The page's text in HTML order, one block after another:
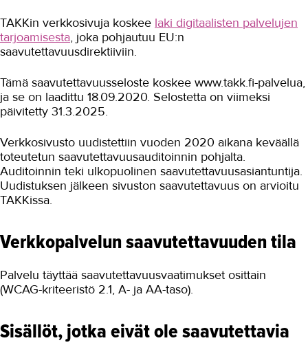
Näin saavut TAKKiin
Henkilöhaku
Todistus kadoksissa?
Laskutusosoitteet
Ota yhteyttä
Tietosuoja
Saavutettavuuspalaute
IN ENGLISH
TAKKin verkkosivuja koskee laki digitaalisten palvelujen
tarjoamisesta, joka pohjautuu EU:n
saavutettavuusdirektiiviin.
Tämä saavutettavuusseloste koskee www.takk.fi-palvelua,
ja se on laadittu 18.09.2020. Selostetta on viimeksi
päivitetty 31.3.2025.
Verkkosivusto uudistettiin vuoden 2020 aikana keväällä
toteutetun saavutettavuusauditoinnin pohjalta.
Auditoinnin teki ulkopuolinen saavutettavuusasiantuntija.
Uudistuksen jälkeen sivuston saavutettavuus on arvioitu
TAKKissa.
Verkkopalvelun saavutettavuuden tila
Palvelu täyttää saavutettavuusvaatimukset osittain
(WCAG-kriteeristö 2.1, A- ja AA-taso).
Sisällöt, jotka eivät ole saavutettavia